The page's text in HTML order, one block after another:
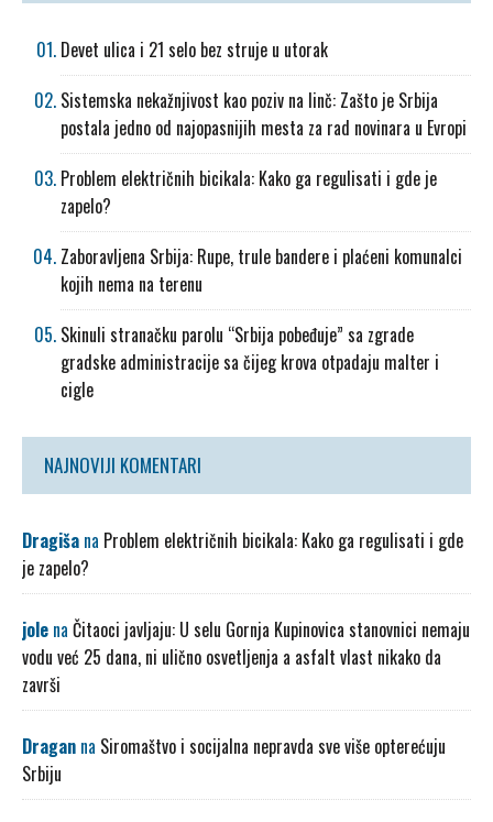
Devet ulica i 21 selo bez struje u utorak
Sistemska nekažnjivost kao poziv na linč: Zašto je Srbija
postala jedno od najopasnijih mesta za rad novinara u Evropi
Problem električnih bicikala: Kako ga regulisati i gde je
zapelo?
Zaboravljena Srbija: Rupe, trule bandere i plaćeni komunalci
kojih nema na terenu
Skinuli stranačku parolu “Srbija pobeđuje” sa zgrade
gradske administracije sa čijeg krova otpadaju malter i
cigle
NAJNOVIJI KOMENTARI
Dragiša na Problem električnih bicikala: Kako ga regulisati i gde
je zapelo?
jole na Čitaoci javljaju: U selu Gornja Kupinovica stanovnici nemaju
vodu već 25 dana, ni ulično osvetljenja a asfalt vlast nikako da
završi
Dragan na Siromaštvo i socijalna nepravda sve više opterećuju
Srbiju